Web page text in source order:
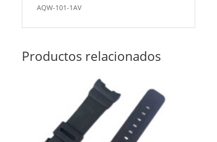
AQW-101-1AV
Productos relacionados